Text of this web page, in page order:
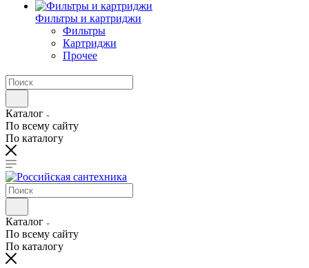
Фильтры и картриджи
Фильтры
Картриджи
Прочее
Каталог
По всему сайту
По каталогу
Каталог
По всему сайту
По каталогу